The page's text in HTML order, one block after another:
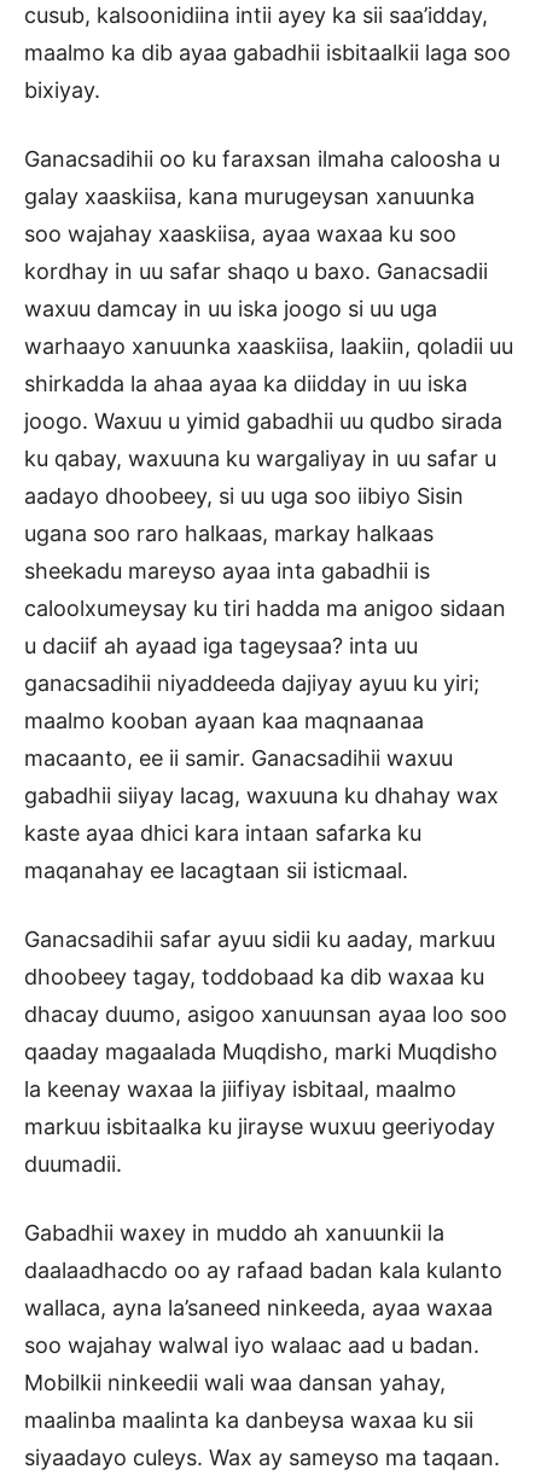
cusub, kalsoonidiina intii ayey ka sii saa’idday,
maalmo ka dib ayaa gabadhii isbitaalkii laga soo
bixiyay.
Ganacsadihii oo ku faraxsan ilmaha caloosha u
galay xaaskiisa, kana murugeysan xanuunka
soo wajahay xaaskiisa, ayaa waxaa ku soo
kordhay in uu safar shaqo u baxo. Ganacsadii
waxuu damcay in uu iska joogo si uu uga
warhaayo xanuunka xaaskiisa, laakiin, qoladii uu
shirkadda la ahaa ayaa ka diidday in uu iska
joogo. Waxuu u yimid gabadhii uu qudbo sirada
ku qabay, waxuuna ku wargaliyay in uu safar u
aadayo dhoobeey, si uu uga soo iibiyo Sisin
ugana soo raro halkaas, markay halkaas
sheekadu mareyso ayaa inta gabadhii is
caloolxumeysay ku tiri hadda ma anigoo sidaan
u daciif ah ayaad iga tageysaa? inta uu
ganacsadihii niyaddeeda dajiyay ayuu ku yiri;
maalmo kooban ayaan kaa maqnaanaa
macaanto, ee ii samir. Ganacsadihii waxuu
gabadhii siiyay lacag, waxuuna ku dhahay wax
kaste ayaa dhici kara intaan safarka ku
maqanahay ee lacagtaan sii isticmaal.
Ganacsadihii safar ayuu sidii ku aaday, markuu
dhoobeey tagay, toddobaad ka dib waxaa ku
dhacay duumo, asigoo xanuunsan ayaa loo soo
qaaday magaalada Muqdisho, marki Muqdisho
la keenay waxaa la jiifiyay isbitaal, maalmo
markuu isbitaalka ku jirayse wuxuu geeriyoday
duumadii.
Gabadhii waxey in muddo ah xanuunkii la
daalaadhacdo oo ay rafaad badan kala kulanto
wallaca, ayna la’saneed ninkeeda, ayaa waxaa
soo wajahay walwal iyo walaac aad u badan.
Mobilkii ninkeedii wali waa dansan yahay,
maalinba maalinta ka danbeysa waxaa ku sii
siyaadayo culeys. Wax ay sameyso ma taqaan.